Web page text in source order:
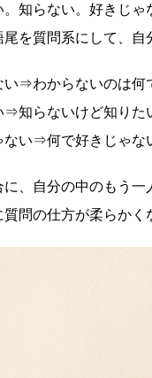
。知らない。好きじ
尾を質問系にして、自
い⇒わからないのは何
⇒知らないけど知りた
ない⇒何で好きじゃな
に、自分の中のもう
質問の仕方が柔らかく